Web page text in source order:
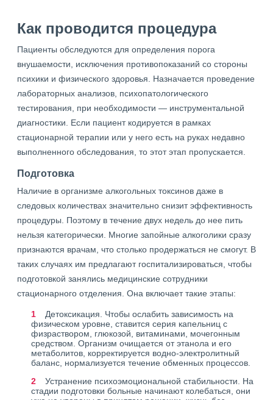
Как проводится процедура
Пациенты обследуются для определения порога
внушаемости, исключения противопоказаний со стороны
психики и физического здоровья. Назначается проведение
лабораторных анализов, психопатологического
тестирования, при необходимости — инструментальной
диагностики. Если пациент кодируется в рамках
стационарной терапии или у него есть на руках недавно
выполненного обследования, то этот этап пропускается.
Подготовка
Наличие в организме алкогольных токсинов даже в
следовых количествах значительно снизит эффективность
процедуры. Поэтому в течение двух недель до нее пить
нельзя категорически. Многие запойные алкоголики сразу
признаются врачам, что столько продержаться не смогут. В
таких случаях им предлагают госпитализироваться, чтобы
подготовкой занялись медицинские сотрудники
стационарного отделения. Она включает такие этапы:
Детоксикация. Чтобы ослабить зависимость на
физическом уровне, ставится серия капельниц с
физраствором, глюкозой, витаминами, мочегонным
средством. Организм очищается от этанола и его
метаболитов, корректируется водно-электролитный
баланс, нормализуется течение обменных процессов.
Устранение психоэмоциональной стабильности. На
стадии подготовки больные начинают колебаться, они